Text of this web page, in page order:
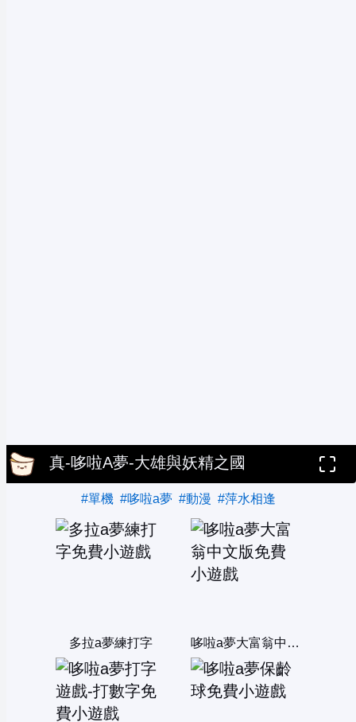
真-哆啦A夢-大雄與妖精之國
#單機 #哆啦a夢 #動漫 #萍水相逢
多拉a夢練打字 哆啦a夢大富翁中文版